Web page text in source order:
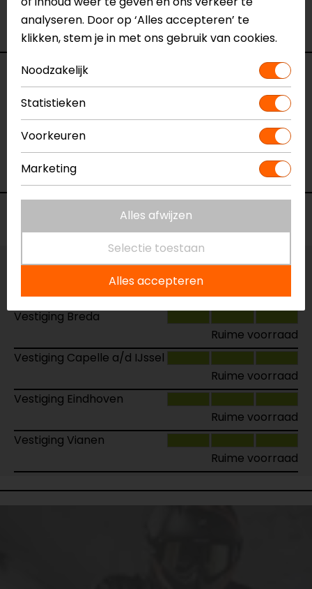
Bekijk onze andereslot reminders.
Specificaties
Model
153574
Merk
Motoholic
Kleur
Fluor
Vestiging Apeldoorn
Ruime voorraad
Vestiging Breda
Ruime voorraad
Vestiging Capelle a/d IJssel
Ruime voorraad
Vestiging Eindhoven
Ruime voorraad
Vestiging Vianen
Ruime voorraad
analyseren. Door op ‘Alles accepteren’ te
klikken, stem je in met ons gebruik van cookies.
Noodzakelijk
Statistieken
Voorkeuren
Marketing
Alles afwijzen
Selectie toestaan
Alles accepteren